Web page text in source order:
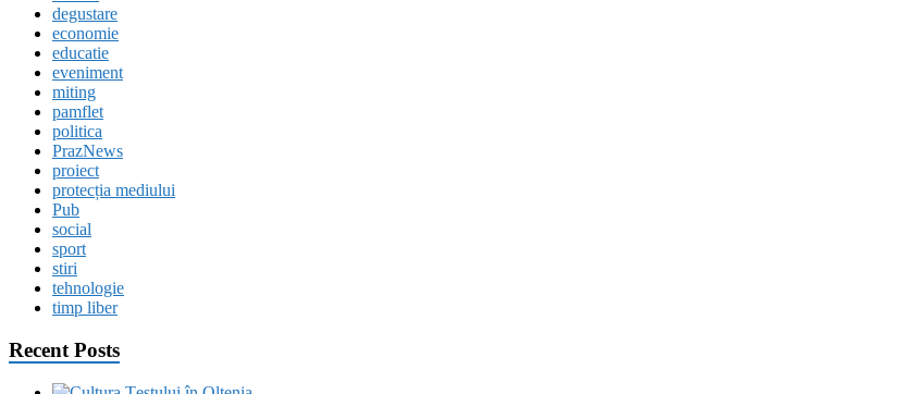
degustare
economie
educatie
eveniment
miting
pamflet
politica
PrazNews
proiect
protecția mediului
Pub
social
sport
stiri
tehnologie
timp liber
Recent Posts